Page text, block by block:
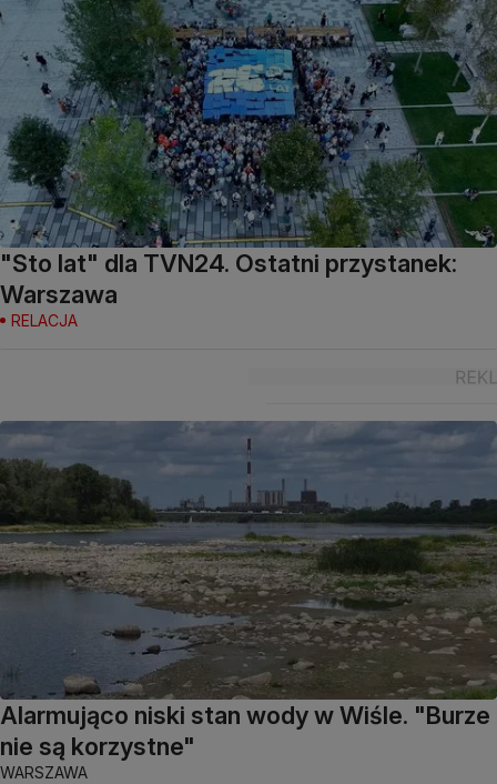
"Sto lat" dla TVN24. Ostatni przystanek:
Warszawa
RELACJA
Alarmująco niski stan wody w Wiśle. "Burze
nie są korzystne"
WARSZAWA